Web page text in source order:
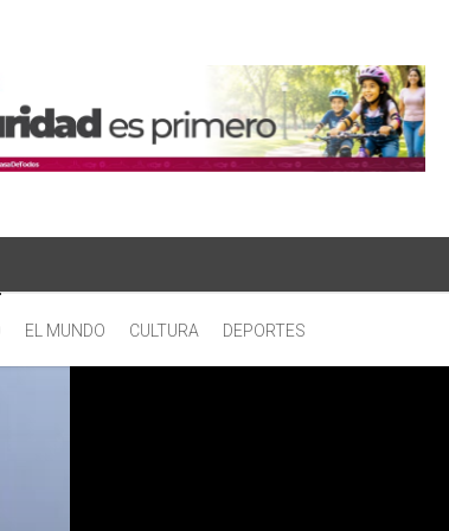
EL MUNDO CULTURA DEPORTES